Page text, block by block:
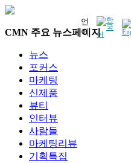
언
어
CMN 주요 뉴스페이지
뉴스
포커스
마케팅
신제품
뷰티
인터뷰
사람들
마케팅리뷰
기획특집